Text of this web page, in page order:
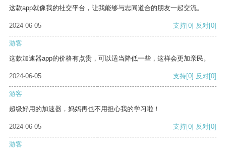
这款app就像我的社交平台，让我能够与志同道合的朋友一起交流。
2024-06-05 支持[0] 反对[0]
游客
这款加速器app的价格有点贵，可以适当降低一些，这样会更加亲民。
2024-06-05 支持[0] 反对[0]
游客
超级好用的加速器，妈妈再也不用担心我的学习啦！
2024-06-05 支持[0] 反对[0]
游客